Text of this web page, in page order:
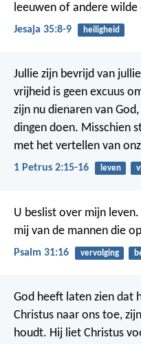
leeuwen of andere wilde
Jesaja 35:8-9 heiligheid
Jullie zijn bevrijd van
vrijheid is geen excuus
zijn nu dienaren van
dingen doen. Misschien
met het vertellen van
1 Petrus 2:15-16 leven
U beslist over mijn leven.
mij van de mannen die
Psalm 31:16 vervolging
God heeft laten zien dat
Christus naar ons toe,
houdt. Hij liet Christus